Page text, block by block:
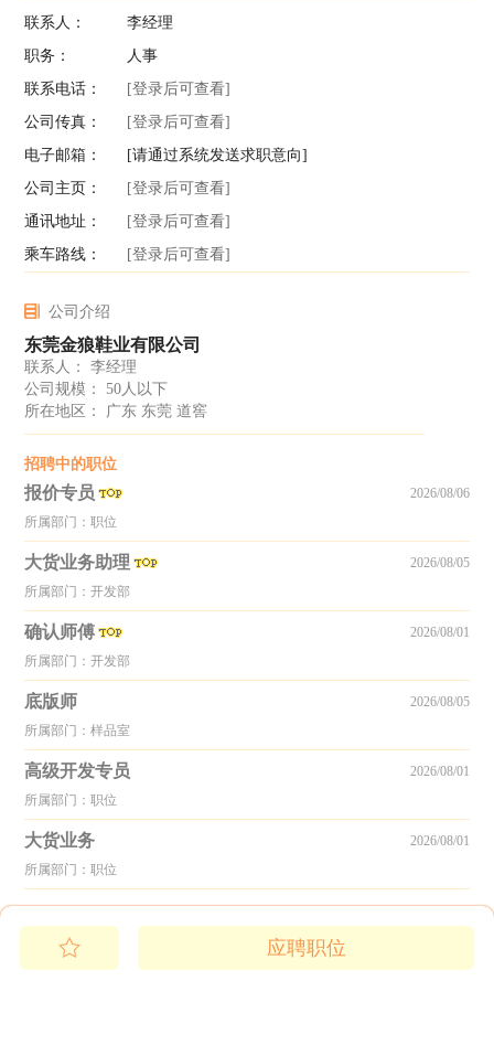
联系人：
李经理
职务：
人事
联系电话：
[登录后可查看]
公司传真：
[登录后可查看]
电子邮箱：
[请通过系统发送求职意向]
公司主页：
[登录后可查看]
通讯地址：
[登录后可查看]
乘车路线：
[登录后可查看]
公司介绍
东莞金狼鞋业有限公司
联系人： 李经理
公司规模： 50人以下
所在地区： 广东 东莞 道窖
招聘中的职位
报价专员
所属部门：职位
2026/08/06
大货业务助理
所属部门：开发部
2026/08/05
确认师傅
所属部门：开发部
2026/08/01
底版师
所属部门：样品室
2026/08/05
高级开发专员
所属部门：职位
2026/08/01
大货业务
所属部门：职位
2026/08/01
应聘职位